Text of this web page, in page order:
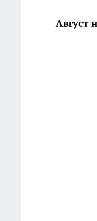
Август